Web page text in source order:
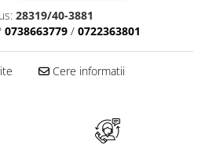
28319/40-3881
0738663779 / 0722363801
Cere informatii